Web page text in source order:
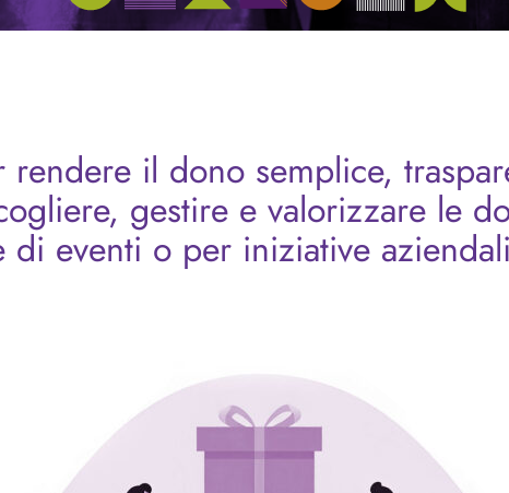
rendere il dono semplice,
gestire e valorizzare le
di eventi o per iniziative